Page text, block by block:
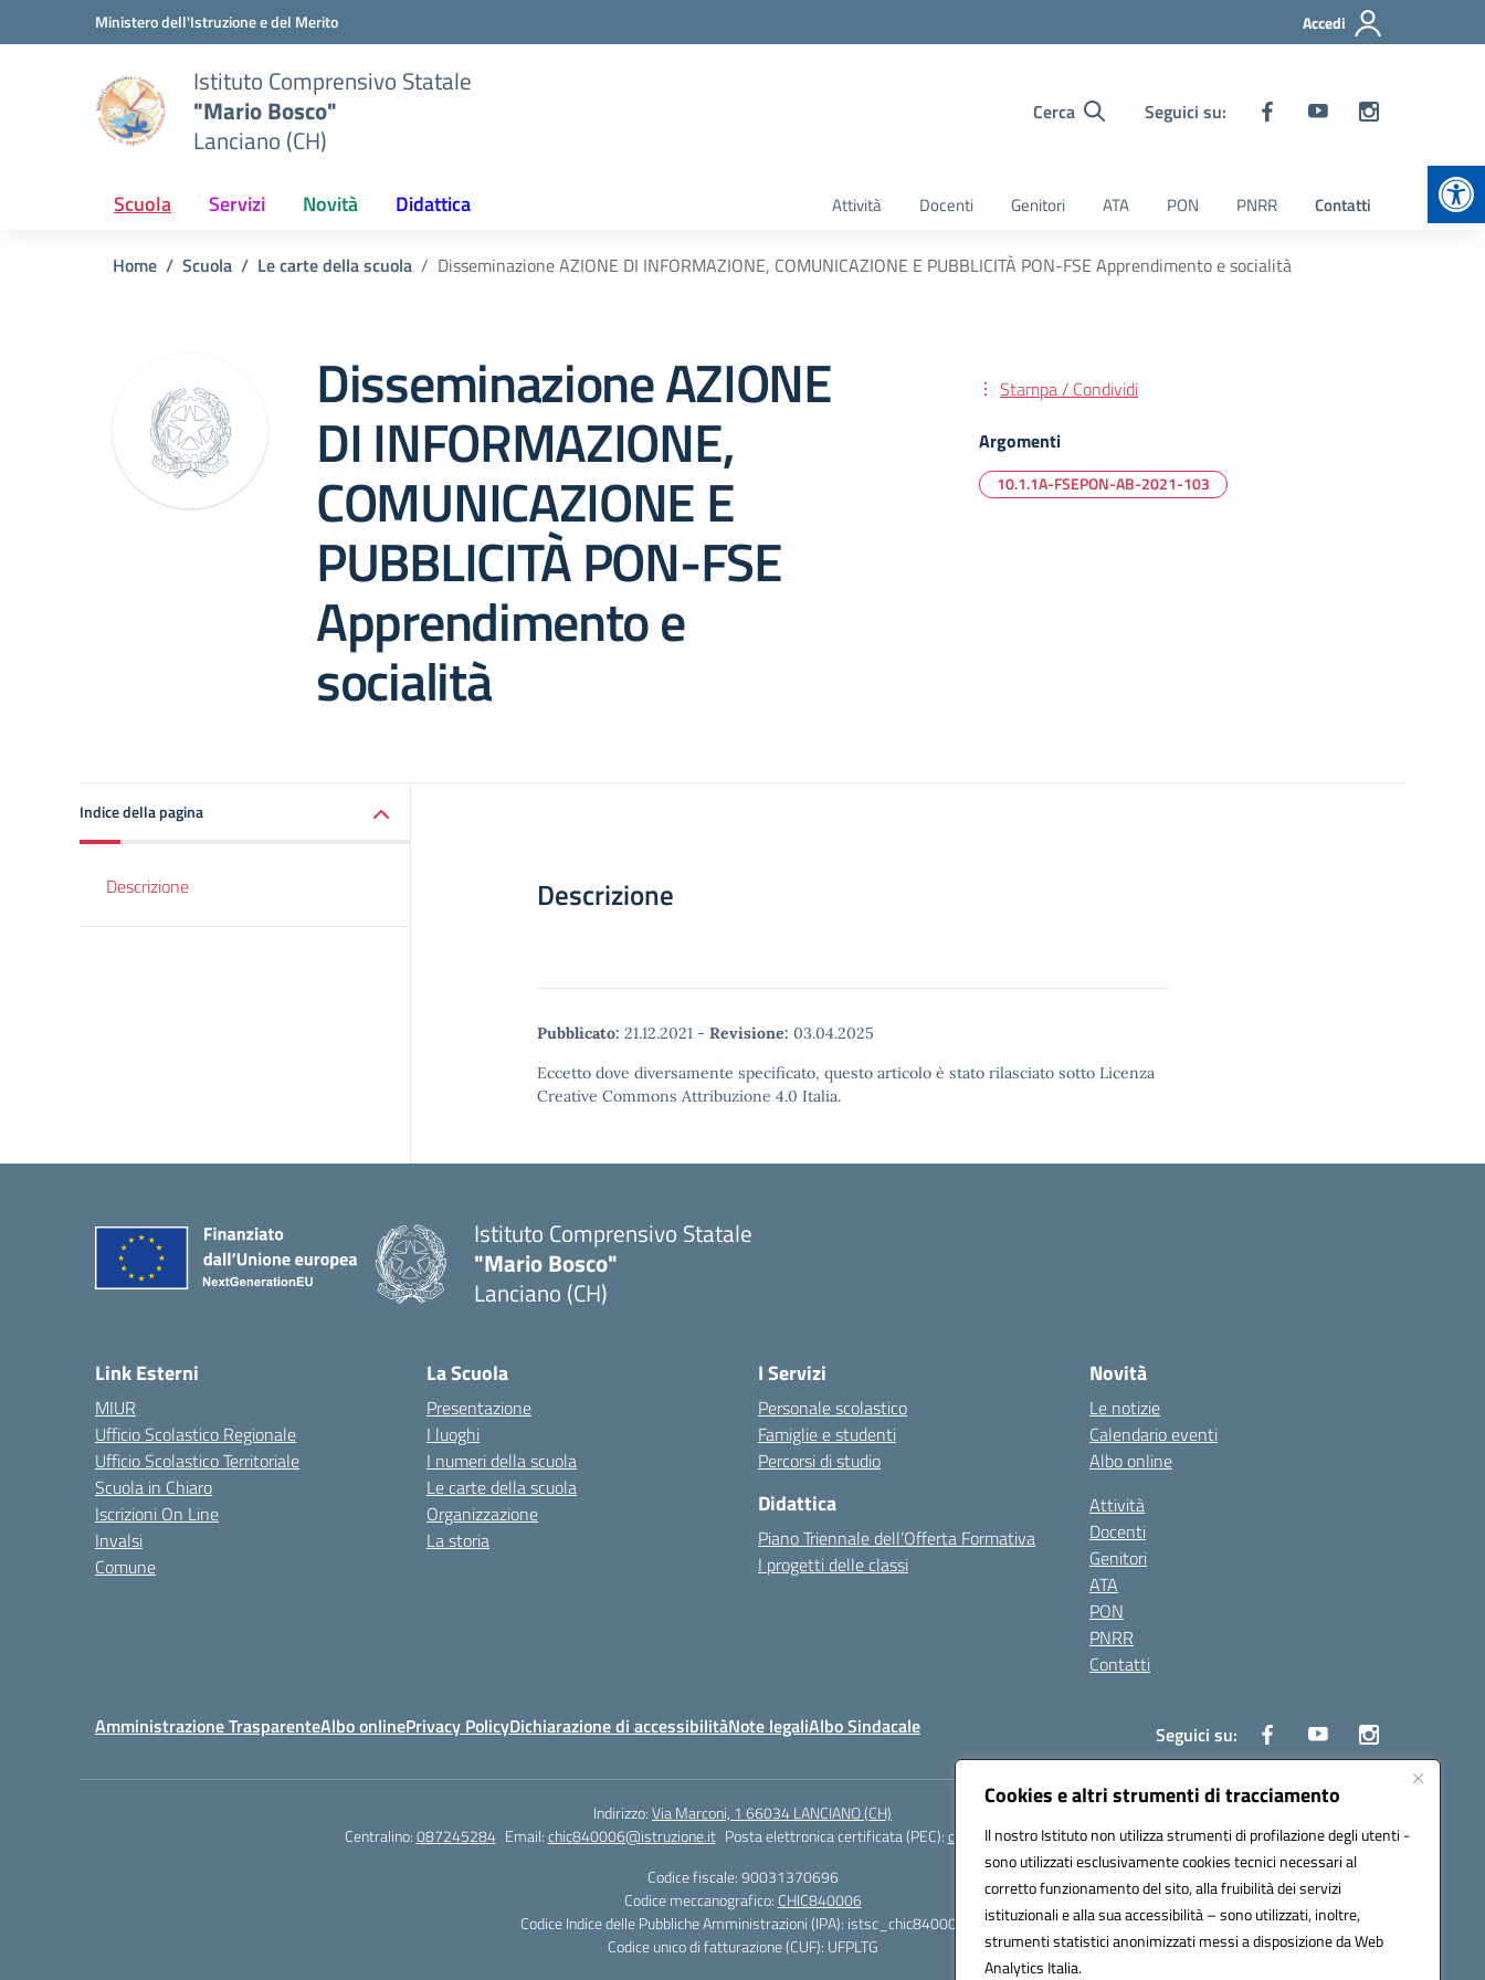
Cookies e altri strumenti di tracciamento
Il nostro Istituto non utilizza strumenti di profilazione degli utenti -
sono utilizzati esclusivamente cookies tecnici necessari al
corretto funzionamento del sito, alla fruibilità dei servizi
istituzionali e alla sua accessibilità – sono utilizzati, inoltre,
strumenti statistici anonimizzati messi a disposizione da Web
Analytics Italia.
Vai ai contenuti
Vai al menu di navigazioneMinistero dell'Istruzione e del Merito Accedi
Istituto Comprensivo Statale
"Mario Bosco"
Lanciano (CH)
Cerca Seguici su:
Scuola Servizi Novità Didattica Attività Docenti Genitori ATA PON PNRR Contatti
Home Scuola Le carte della scuola Disseminazione AZIONE DI INFORMAZIONE, COMUNICAZIONE E PUBBLICITÀ PON-FSE Apprendimento e socialità
Disseminazione AZIONE
DI INFORMAZIONE,
COMUNICAZIONE E
PUBBLICITÀ PON-FSE
Apprendimento e
socialità
Stampa / Condividi
Argomenti
10.1.1A-FSEPON-AB-2021-103
Indice della pagina
Descrizione Descrizione
Pubblicato: 21.12.2021 - Revisione: 03.04.2025
Eccetto dove diversamente specificato, questo articolo è stato rilasciato sotto Licenza
Creative Commons Attribuzione 4.0 Italia.
Istituto Comprensivo Statale
"Mario Bosco"
Lanciano (CH)
Link Esterni
MIUR
Ufficio Scolastico Regionale
Ufficio Scolastico Territoriale
Scuola in Chiaro
Iscrizioni On Line
Invalsi
Comune
La Scuola
Presentazione
I luoghi
I numeri della scuola
Le carte della scuola
Organizzazione
La storia
I Servizi
Personale scolastico
Famiglie e studenti
Percorsi di studio
Didattica
Piano Triennale dell’Offerta Formativa
I progetti delle classi
Novità
Le notizie
Calendario eventi
Albo online
Attività
Docenti
Genitori
ATA
PON
PNRR
Contatti
Amministrazione TrasparenteAlbo onlinePrivacy PolicyDichiarazione di accessibilitàNote legaliAlbo Sindacale Seguici su:
Indirizzo:Via Marconi, 1 66034 LANCIANO (CH)
Centralino:087245284 Email:chic840006@istruzione.it Posta elettronica certificata (PEC):chic840006@pec.istruzione.it
Codice fiscale: 90031370696
Codice meccanografico: CHIC840006
Codice Indice delle Pubbliche Amministrazioni (IPA): istsc_chic840006
Codice unico di fatturazione (CUF): UFPLTG